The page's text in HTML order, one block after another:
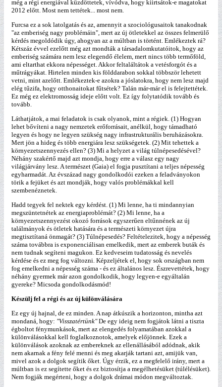
még a régi energiával küzdöttetek, vívódva, hogy kiirtsátok-e magatokat
2012 előtt. Most nem tettétek... most nem.
Furcsa ez a sok latolgatás és az, amennyit a szociológusaitok tanakodnak
"az emberiség nagy problémáin", mert az új ötletekkel az összes felmerülő
kérdés megoldódik úgy, ahogyan az a múltban is történt. Emlékeztek rá?
Kétszáz évvel ezelőtt még azt mondták a társadalomkutatóitok, hogy az
emberiség számára nem lesz elegendő élelem, mert nincs több termőföld,
ami eltarthat ekkora népességet. Akkor feltaláltátok a vetésforgót és a
műtrágyákat. Hirtelen minden kis földdarabon sokkal többször lehetett
vetni, mint azelőtt. Emlékeztek-e azokra a jóslatokra, hogy nem lesz majd
elég tűzifa, hogy otthonaitokat fűtsétek? Talán már-már el is felejtettétek.
Ez még ez elektromosság ideje előtt volt. Ez így folytatódik tovább és
tovább.
Láthatjátok, a mai feladatok is csak olyanok, mint a régiek. (1) Hogyan
lehet bővíteni a nagy nemzetek erőforrásait, anélkül, hogy támadható
legyen és hogy ne legyen szükség nagy infrastrukturális beruházásokra.
Mert jön a hideg és több energiára lesz szükségetek. (2) Mit tehettek a
környezetszennyezés ellen? (3) Mi a helyzet a világ túlnépesedésével?
Néhány szakértő majd azt mondja, hogy erre a válasz egy nagy
világjárvány lesz. A természet (Gaia) el fogja pusztítani a teljes népesség
egyharmadát. Az évszázad nagy gondolkodói ezeken a feladványokon
törik a fejüket és azt mondják, hogy valós problémákkal kell
szembenéznetek.
Hadd tegyek fel nektek egy kérdést. (1) Mi lenne, ha ti mindannyian
megszüntetnétek az energiaproblémát? (2) Mi lenne, ha a
környezetszennyezést okozó források egyszerűen eltűnnének az új
találmányok és ötletek hatására és a természeti környezet újra
megtisztítaná önmagát? (3) Túlnépesedés? Feltételezitek, hogy a népesség
száma továbbra is exponenciálisan emelkedik, mert az emberek buták és
nem tudnak segíteni magukon. Ez kedveseim tudatosság és nevelés
kérdése és ez meg fog változni. Képzeljétek el, hogy sok országban nem
fog emelkedni a népesség száma - és ez általános lesz. Észrevettétek, hogy
néhány gyermek már azon gondolkodik, hogy legyen-e egyáltalán
gyereke? Micsoda gondolkodásmód!
Készülj fel a régi és az új különválására
Ez egy új hajnal, de ez minden. A nap átkúszik a horizonton, mintha azt
mondaná, hogy: "Visszatértünk"De egy ideig nem fogjátok látni a tiszta
égboltot fénymunkások, mert az elengedés folyamatában azokkal a
különválásokkal kell foglalkoznotok, amelyek előjönnek. Ezek a
különválások azoknak az embereknek az ellenállásából adódnak, akik
nem akarnak a fény felé menni és meg akarják tartani azt, amijük van,
mivel azok a dolgok segítik őket. Úgy érzik, ez a megfelelő irány, mert a
múltban is ez segítette őket és ez biztosítja a megélhetésüket (túlélésüket).
Nem fogják megérteni, hogy a dolgok drámai módon megváltoztak.